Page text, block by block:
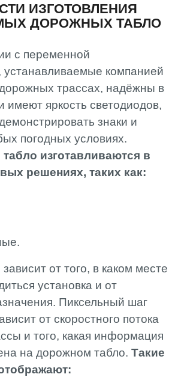
ИЗГОТОВЛЕНИЯ
ДОРОЖНЫХ ТАБЛО
с переменной
компанией
трассах, надёжны в
имеют яркость светодиодов,
знаки и
погодных условиях.
изготавливаются в
решениях, таких как:
от того, в каком месте
установка и от
Пиксельный шаг
от скоростного потока
и того, какая информация
на дорожном табло. Такие